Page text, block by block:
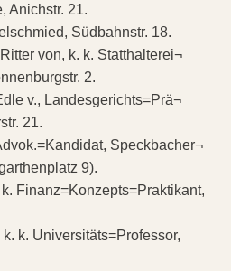
Anichstr. 21.
Südbahnstr. 18.
von, k. k. Statthalterei¬
2.
v., Landesgerichts=Prä¬
21.
Speckbacher¬
9).
Finanz=Konzepts=Praktikant,
k. Universitäts=Professor,